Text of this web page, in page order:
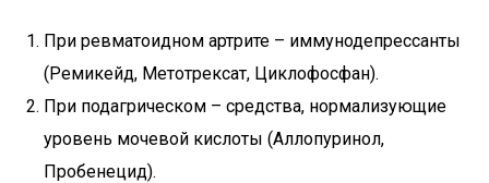
При ревматоидном артрите – иммунодепрессанты
(Ремикейд, Метотрексат, Циклофосфан).
При подагрическом – средства, нормализующие
уровень мочевой кислоты (Аллопуринол,
Пробенецид).